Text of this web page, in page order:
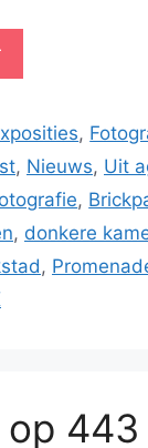
,
, Nieuws, Uit
,
, donkere
,
op